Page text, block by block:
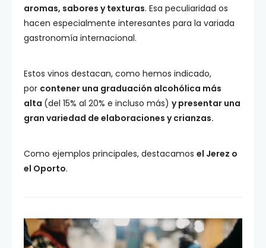
aromas, sabores y texturas. Esa peculiaridad os
hacen especialmente interesantes para la variada
gastronomía internacional.
Estos vinos destacan, como hemos indicado,
por contener una graduación alcohólica más
alta (del 15% al 20% e incluso más) y presentar una
gran variedad de elaboraciones y crianzas.
Como ejemplos principales, destacamos el Jerez o
el Oporto.